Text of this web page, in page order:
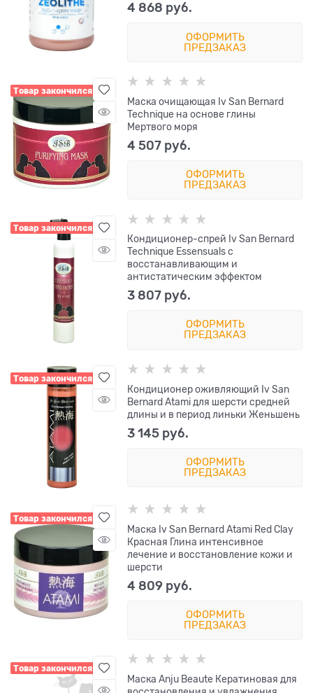
4 868 руб.
ОФОРМИТЬ
ПРЕДЗАКАЗ
Товар закончился
Маска очищающая Iv San Bernard
Technique на основе глины
Мертвого моря
4 507 руб.
ОФОРМИТЬ
ПРЕДЗАКАЗ
Товар закончился
Кондиционер-спрей Iv San Bernard
Technique Essensuals с
восстанавливающим и
антистатическим эффектом
3 807 руб.
ОФОРМИТЬ
ПРЕДЗАКАЗ
Товар закончился
Кондиционер оживляющий Iv San
Bernard Atami для шерсти средней
длины и в период линьки Женьшень
3 145 руб.
ОФОРМИТЬ
ПРЕДЗАКАЗ
Товар закончился
Маска Iv San Bernard Atami Red Clay
Красная Глина интенсивное
лечение и восстановление кожи и
шерсти
4 809 руб.
ОФОРМИТЬ
ПРЕДЗАКАЗ
Товар закончился
Маска Anju Beaute Кератиновая для